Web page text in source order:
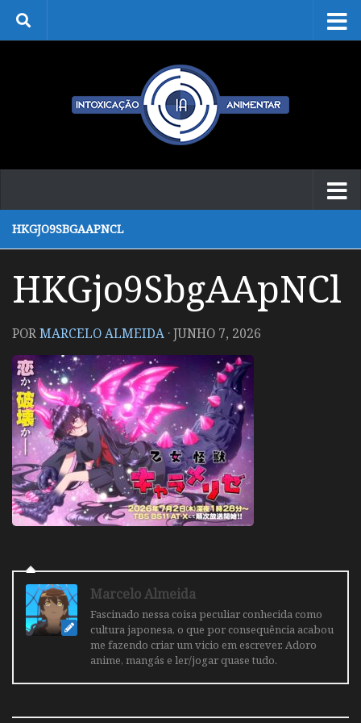
Skip to content
HKGJO9SBGAAPNCL
HKGjo9SbgAApNCl
PORMARCELO ALMEIDA ·JUNHO 7, 2026
Marcelo Almeida
Fascinado nessa coisa peculiar conhecida como
cultura japonesa, o que por consequência acabou
me fazendo criar um vicio em escrever. Adoro
anime, mangás e ler/jogar quase tudo.